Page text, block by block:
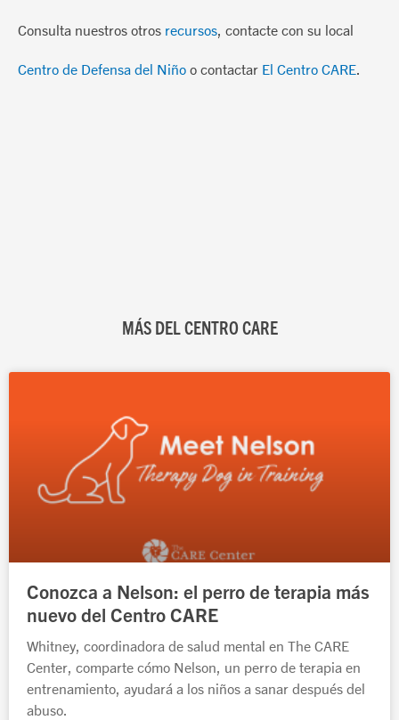
Consulta nuestros otros recursos, contacte con su local
Centro de Defensa del Niño o contactar El Centro CARE.
MÁS DEL CENTRO CARE
Conozca a Nelson: el perro de terapia más
nuevo del Centro CARE
Whitney, coordinadora de salud mental en The CARE
Center, comparte cómo Nelson, un perro de terapia en
entrenamiento, ayudará a los niños a sanar después del
abuso.